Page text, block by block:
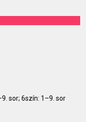
sor; 6szín: 1–9. sor